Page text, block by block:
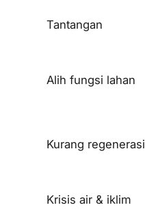
Tantangan
Alih fungsi lahan
Kurang regenerasi
Krisis air & iklim